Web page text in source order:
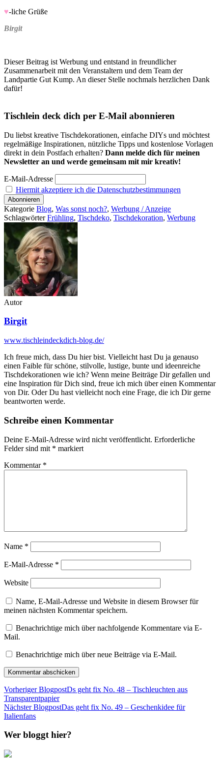
♥-liche Grüße
Birgit
Dieser Beitrag ist Werbung und entstand in freundlicher
Zusammenarbeit mit den Veranstaltern und dem Team der
Landpartie Gut Kump. An dieser Stelle nochmals herzlichen Dank
dafür!
Tischlein deck dich per E-Mail abonnieren
Du liebst kreative Tischdekorationen, einfache DIYs und möchtest
regelmäßige Inspirationen, nützliche Tipps und kostenlose Vorlagen
direkt in dein Postfach erhalten? Dann melde dich für meinen
Newsletter an und werde gemeinsam mit mir kreativ!
E-Mail-Adresse
Hiermit akzeptiere ich die Datenschutzbestimmungen
Kategorie Blog, Was sonst noch?, Werbung / Anzeige
SchlagwörterFrühling, Tischdeko, Tischdekoration, Werbung
Autor
Birgit
www.tischleindeckdich-blog.de/
Ich freue mich, dass Du hier bist. Vielleicht hast Du ja genauso
einen Faible für schöne, stilvolle, lustige, bunte und ideenreiche
Tischdekorationen wie ich? Wenn meine Beiträge Dir gefallen und
eine Inspiration für Dich sind, freue ich mich über einen Kommentar
von Dir. Oder Du hast vielleicht noch eine Frage, die ich Dir gerne
beantworten werde.
Schreibe einen Kommentar
Deine E-Mail-Adresse wird nicht veröffentlicht. Erforderliche
Felder sind mit * markiert
Kommentar *
Name *
E-Mail-Adresse *
Website
Name, E-Mail-Adresse und Website in diesem Browser für
meinen nächsten Kommentar speichern.
Benachrichtige mich über nachfolgende Kommentare via E-
Mail.
Benachrichtige mich über neue Beiträge via E-Mail.
Vorheriger BlogpostDs geht fix No. 48 – Tischleuchten aus
Transparentpapier
Nächster BlogpostDas geht fix No. 49 – Geschenkidee für
Italienfans
Wer bloggt hier?